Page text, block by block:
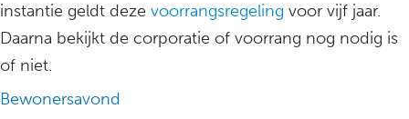
instantie geldt deze voorrangsregeling voor vijf jaar.
Daarna bekijkt de corporatie of voorrang nog nodig is
of niet.
Bewonersavond